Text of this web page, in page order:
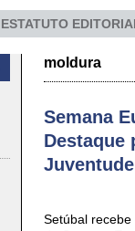
ESTATUTO
moldura
Semana
Destaque
Setúbal